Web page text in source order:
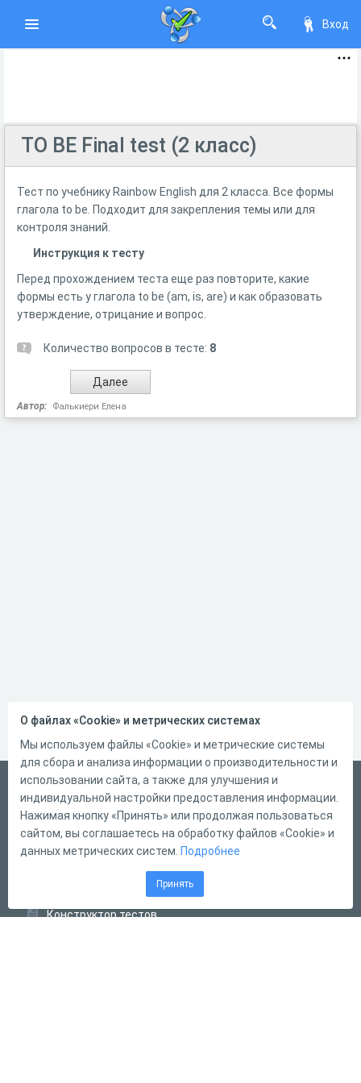
Вход
TO BE Final test (2 класс)
Тест по учебнику Rainbow English для 2 класса. Все формы
глагола to be. Подходит для закрепления темы или для
контроля знаний.
Инструкция к тесту
Перед прохождением теста еще раз повторите, какие
формы есть у глагола to be (am, is, are) и как образовать
утверждение, отрицание и вопрос.
Количество вопросов в тесте: 8
Автор: Фалькиери Елена
Русский
Справка
Форма обратной связи
Конструктор тестов
О файлах «Cookie» и метрических системах
Мы используем файлы «Cookie» и метрические системы
для сбора и анализа информации о производительности и
использовании сайта, а также для улучшения и
индивидуальной настройки предоставления информации.
Нажимая кнопку «Принять» или продолжая пользоваться
сайтом, вы соглашаетесь на обработку файлов «Cookie» и
данных метрических систем. Подробнее
Принять